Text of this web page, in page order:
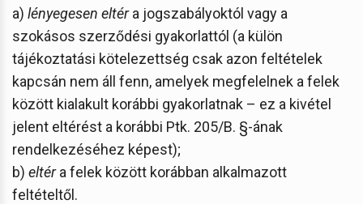
a) lényegesen eltéra jogszabályoktól vagy a
szokásos szerződési gyakorlattól (a külön
tájékoztatási kötelezettség csak azon feltételek
kapcsán nem áll fenn, amelyek megfelelnek a felek
között kialakult korábbi gyakorlatnak – ez a kivétel
jelent eltérést a korábbi Ptk. 205/B. §-ának
rendelkezéséhez képest);
b) eltéra felek között korábban alkalmazott
feltételtől.